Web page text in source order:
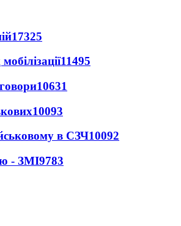
17325
11495
10631
10093
в СЗЧ10092
- ЗМІ9783